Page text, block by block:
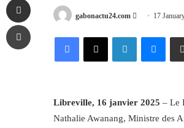
gabonactu24.com
Send 17
FacebookX LinkedIn
Libreville, 16 janvier 2025 – Le
Nathalie Awanang, Ministre des